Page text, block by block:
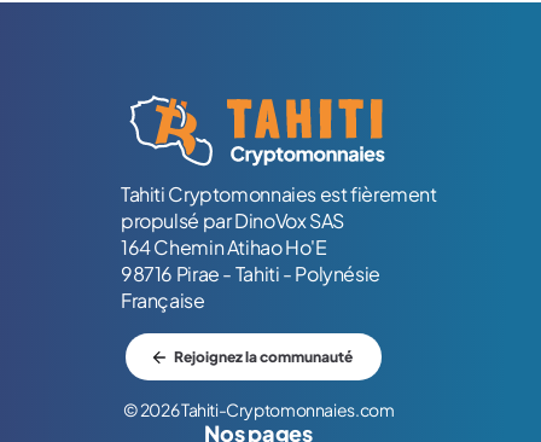
Tahiti Cryptomonnaies est fièrement
propulsé par DinoVox SAS
164 Chemin Atihao Ho'E
98716 Pirae - Tahiti - Polynésie
Française
Rejoignez la communauté
© 2026 Tahiti-Cryptomonnaies.com
Nos pages